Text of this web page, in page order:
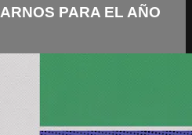
PARA EL AÑO